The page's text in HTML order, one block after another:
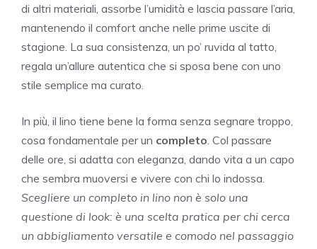
di altri materiali, assorbe l’umidità e lascia passare l’aria,
mantenendo il comfort anche nelle prime uscite di
stagione. La sua consistenza, un po’ ruvida al tatto,
regala un’allure autentica che si sposa bene con uno
stile semplice ma curato.
In più, il lino tiene bene la forma senza segnare troppo,
cosa fondamentale per un completo . Col passare
delle ore, si adatta con eleganza, dando vita a un capo
che sembra muoversi e vivere con chi lo indossa.
Scegliere un completo in lino non è solo una
questione di look: è una scelta pratica per chi cerca
un abbigliamento versatile e comodo nel passaggio